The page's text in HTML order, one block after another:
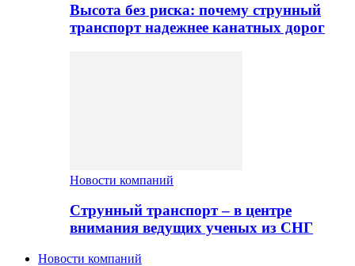
Высота без риска: почему струнный
транспорт надежнее канатных дорог
Новости компаний
Струнный транспорт – в центре
внимания ведущих ученых из СНГ
Новости компаний